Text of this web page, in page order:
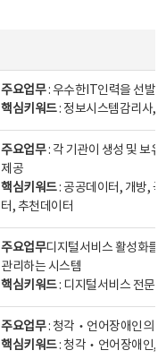
주요업무: 우수한IT인력을 선발
핵심키워드: 정보시스템감리사,
주요업무: 각 기관이 생성 및 보
제공
핵심키워드: 공공데이터, 개방,
터, 추천데이터
주요업무디지털서비스 활성화를
관리하는 시스템
핵심키워드: 디지털서비스 전문
주요업무: 청각‧언어장애인의
핵심키워드: 청각‧언어장애인,